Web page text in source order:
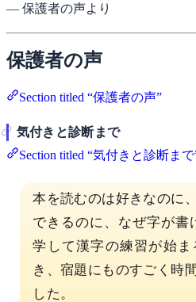
— 保護者の声より
保護者の声
Section titled “保護者の声”
気付きと診断まで
Section titled “気付きと診断まで
本を読むのは好きなのに
できるのに、なぜ字が書
学して漢字の練習が始
き、宿題にものすごく時
した。